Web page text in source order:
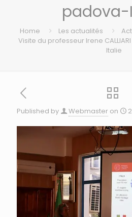
Home Les actualités
Visite du professeur Irene
Italie
Published by Webmaster on